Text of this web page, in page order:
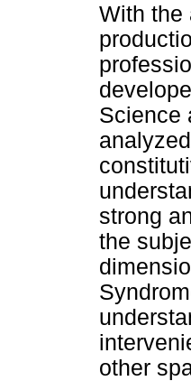
With the
Science
strong
the
other